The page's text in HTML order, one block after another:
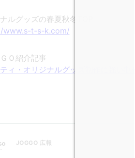
ルグッズの春夏秋冬TOP
www.s-t-s-k.com/
Ｏ紹介記事
ィ・オリジナルグッズ制作に強い
JOGGO 広報